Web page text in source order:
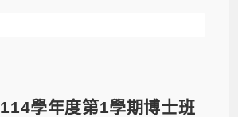
114學年度第1學期博士班